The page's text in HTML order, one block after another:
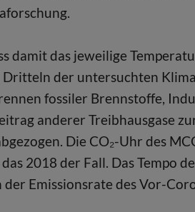
damit das jeweilige
der untersuchten
fossiler Brennstoffe,
anderer Treibhausgase
Die CO₂-Uhr des
2018 der Fall. Das Tempo
Emissionsrate des Vor-